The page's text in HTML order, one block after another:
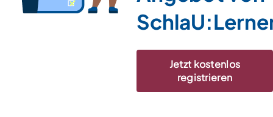
Jetzt kostenlos
registrieren